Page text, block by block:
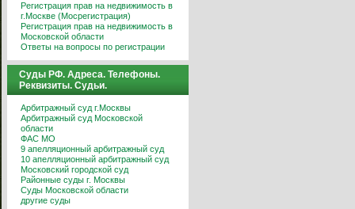
Регистрация прав на недвижимость в
г.Москве (Мосрегистрация)
Регистрация прав на недвижимость в
Московской области
Ответы на вопросы по регистрации
Суды РФ. Адреса. Телефоны.
Реквизиты. Судьи.
Арбитражный суд г.Москвы
Арбитражный суд Московской
области
ФАС МО
9 апелляционный арбитражный суд
10 апелляционный арбитражный суд
Московский городской суд
Районные суды г. Москвы
Суды Московской области
другие суды